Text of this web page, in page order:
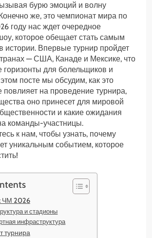
бурю эмоций и волну
же, это чемпионат мира по
году нас ждет очередное
которое обещает стать самым
Впервые турнир пройдет
— США, Канаде и Мексике, что
горизонты для болельщиков и
посте мы обсудим, как это
повлияет на проведение турнира,
оно принесет для мировой
и какие ожидания
команды-участницы.
к нам, чтобы узнать, почему
уникальным событием, которое
ЧМ 2026
и стадионы
инфраструктура
турнира